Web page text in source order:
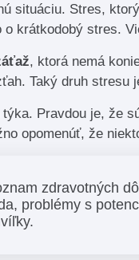
situáciu. Stres,
krátkodobý stres.
, ktorá nemá
Taký druh
Pravdou je, že
opomenúť, že
zdravotných
problémy s